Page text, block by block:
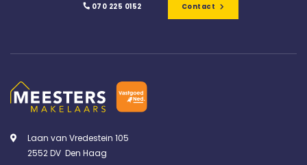
070 225 0152 Contact
Laan van Vredestein 105
2552 DV Den Haag